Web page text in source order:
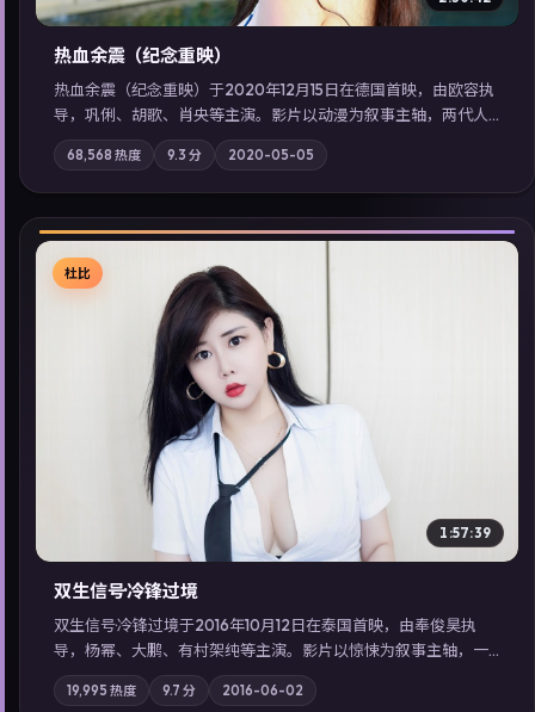
热血余震（纪念重映）
热血余震（纪念重映）于2020年12月15日在德国首映，由欧容执
导，巩俐、胡歌、肖央等主演。影片以动漫为叙事主轴，两代人
的执念在暴风雨夜正面相撞；摄影与配乐强化地域气质；站内亦
可通过「国产免费观看高清电视剧在线看」延展检索同类型高分
佳作，畅享高清在线追剧体验。
68,568 热度 9.3 分 2020-05-05
▶
杜比
1:57:39
双生信号·冷锋过境
双生信号·冷锋过境于2016年10月12日在泰国首映，由奉俊昊执
导，杨幂、大鹏、有村架纯等主演。影片以惊悚为叙事主轴，一
场意外将众人卷入不可撤回的连锁反应；摄影与配乐强化地域气
质；站内亦可通过「国产免费观看高清电视剧在线看」延展检索
19,995 热度 9.7 分 2016-06-02